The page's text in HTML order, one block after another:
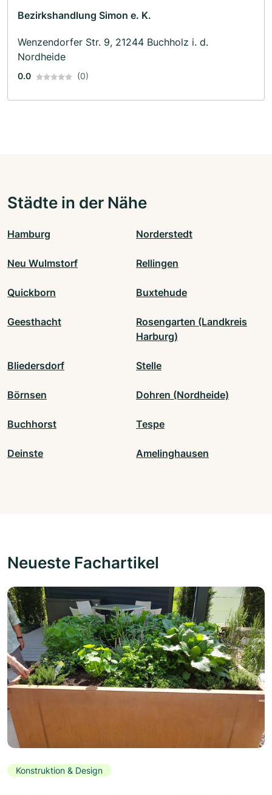
Bezirkshandlung Simon e. K.
Wenzendorfer Str. 9, 21244 Buchholz i. d.
Nordheide
0.0 (0)
Städte in der Nähe
Hamburg Norderstedt
Neu Wulmstorf Rellingen
Quickborn Buxtehude
Geesthacht
Rosengarten (Landkreis
Harburg)
Bliedersdorf Stelle
Börnsen Dohren (Nordheide)
Buchhorst Tespe
Deinste Amelinghausen
Neueste Fachartikel
Konstruktion & Design